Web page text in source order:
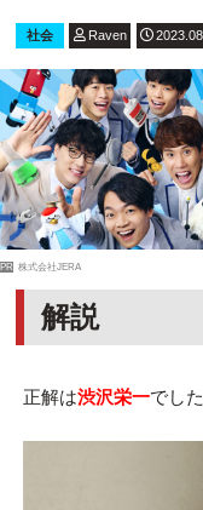
社会 Raven
PR 株式会社JERA
解説
正解は渋沢栄一でした